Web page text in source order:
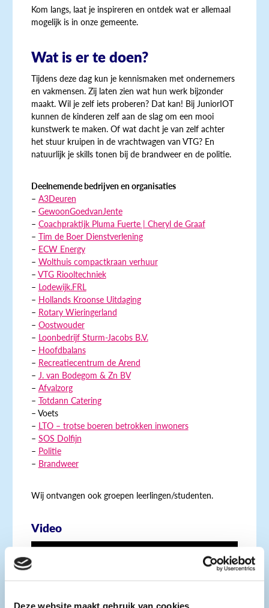
Deze website maakt gebruik van cookies
Kom langs, laat je inspireren en ontdek wat er allemaal
mogelijk is in onze gemeente.
Wat is er te doen?
Tijdens deze dag kun je kennismaken met ondernemers
en vakmensen. Zij laten zien wat hun werk bijzonder
maakt. Wil je zelf iets proberen? Dat kan! Bij JuniorIOT
kunnen de kinderen zelf aan de slag om een mooi
kunstwerk te maken. Of wat dacht je van zelf achter
het stuur kruipen in de vrachtwagen van VTG? En
natuurlijk je skills tonen bij de brandweer en de politie.
Deelnemende bedrijven en organisaties
– A3Deuren
– GewoonGoedvanJente
– Coachpraktijk Pluma Fuerte | Cheryl de Graaf
– Tim de Boer Dienstverlening
– ECW Energy
– Wolthuis compactkraan verhuur
– VTG Riooltechniek
– Lodewijk.FRL
– Hollands Kroonse Uitdaging
– Rotary Wieringerland
– Oostwouder
– Loonbedrijf Sturm-Jacobs B.V.
– Hoofdbalans
– Recreatiecentrum de Arend
– J. van Bodegom & Zn BV
– Afvalzorg
– Totdann Catering
– Voets
– LTO – trotse boeren betrokken inwoners
– SOS Dolfijn
– Politie
– Brandweer
Wij ontvangen ook groepen leerlingen/studenten.
Video